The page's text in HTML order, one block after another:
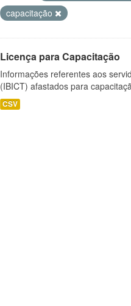
capacitação
Licença para Capacitação
Informações referentes aos
(IBICT) afastados para
CSV